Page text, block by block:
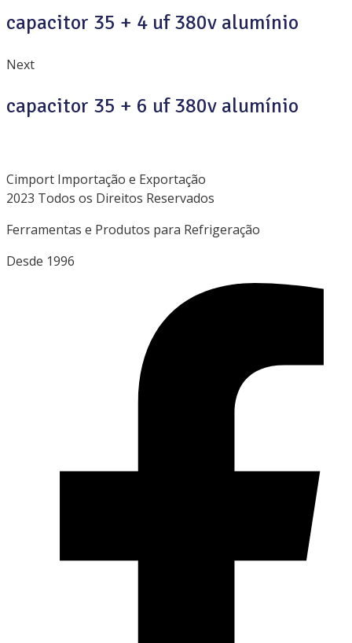
capacitor 35 + 4 uf 380v alumínio
Next
capacitor 35 + 6 uf 380v alumínio
Cimport Importação e Exportação
2023 Todos os Direitos Reservados
Ferramentas e Produtos para Refrigeração
Desde 1996